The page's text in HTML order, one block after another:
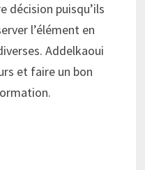
décision puisqu’ils
l’élément en
Addelkaoui
et faire un bon